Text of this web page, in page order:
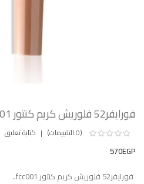
فورايفر52 فلوريش كريم كنتور Fcc001
(0 التقييمات) كتابة تعليق
570EGP
فورايفر52 فلوريش كريم كنتور fcc001..